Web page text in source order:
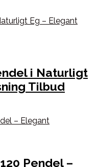
i Naturligt
Tilbud
Pendel –